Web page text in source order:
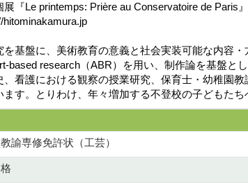
『Le printemps: Prière au Conservatoire de Paris
基盤に、美術教育の意義と社会実装可能な内容
based research（ABR）を用い、制作論を基盤
看護における観察の授業研究、保育士・幼稚園
す。とりわけ、年々増加する不登校の子どもた
諭専修免許状（工芸）